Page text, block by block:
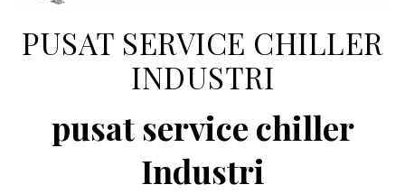
PUSAT SERVICE CHILLER
INDUSTRI
pusat service chiller
Industri